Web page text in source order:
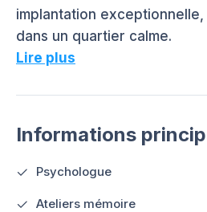
implantation
dans un quartier calme.
Lire plus
Informations
Psychologue
Ateliers mémoire